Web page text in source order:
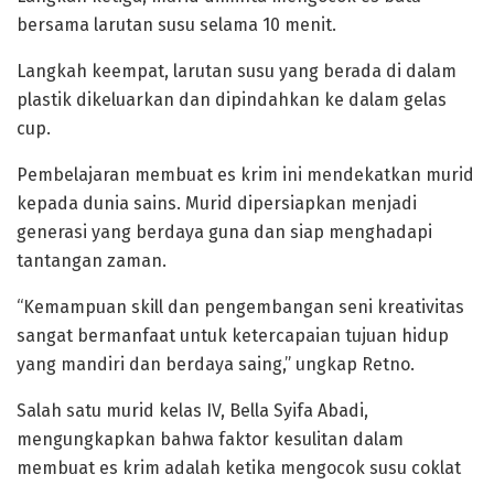
bersama larutan susu selama 10 menit.
Langkah keempat, larutan susu yang berada di dalam
plastik dikeluarkan dan dipindahkan ke dalam gelas
cup.
Pembelajaran membuat es krim ini mendekatkan murid
kepada dunia sains. Murid dipersiapkan menjadi
generasi yang berdaya guna dan siap menghadapi
tantangan zaman.
“Kemampuan skill dan pengembangan seni kreativitas
sangat bermanfaat untuk ketercapaian tujuan hidup
yang mandiri dan berdaya saing,” ungkap Retno.
Salah satu murid kelas IV, Bella Syifa Abadi,
mengungkapkan bahwa faktor kesulitan dalam
membuat es krim adalah ketika mengocok susu coklat